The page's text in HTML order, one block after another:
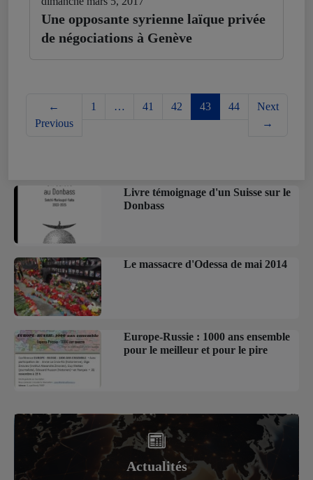
Une opposante syrienne laïque privée
de négociations à Genève
←
Previous
1 … 41 42 43 44
Next
→
Livre témoignage d'un Suisse sur le
Donbass
Le massacre d'Odessa de mai 2014
Europe-Russie : 1000 ans ensemble
pour le meilleur et pour le pire
Actualités